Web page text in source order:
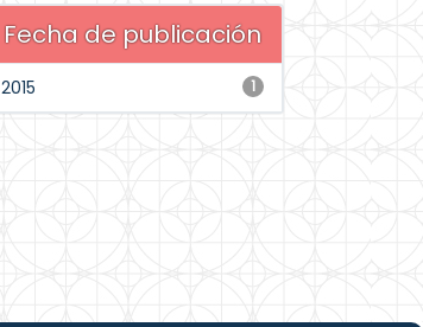
Fecha de publicación
1
2015